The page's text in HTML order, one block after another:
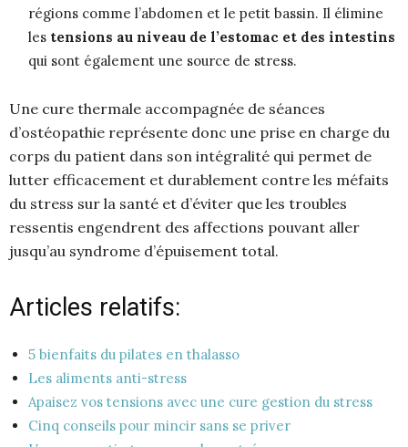
régions comme l’abdomen et le petit bassin. Il élimine
les tensions au niveau de l’estomac et des intestins
qui sont également une source de stress.
Une cure thermale accompagnée de séances
d’ostéopathie représente donc une prise en charge du
corps du patient dans son intégralité qui permet de
lutter efficacement et durablement contre les méfaits
du stress sur la santé et d’éviter que les troubles
ressentis engendrent des affections pouvant aller
jusqu’au syndrome d’épuisement total.
Articles relatifs:
5 bienfaits du pilates en thalasso
Les aliments anti-stress
Apaisez vos tensions avec une cure gestion du stress
Cinq conseils pour mincir sans se priver